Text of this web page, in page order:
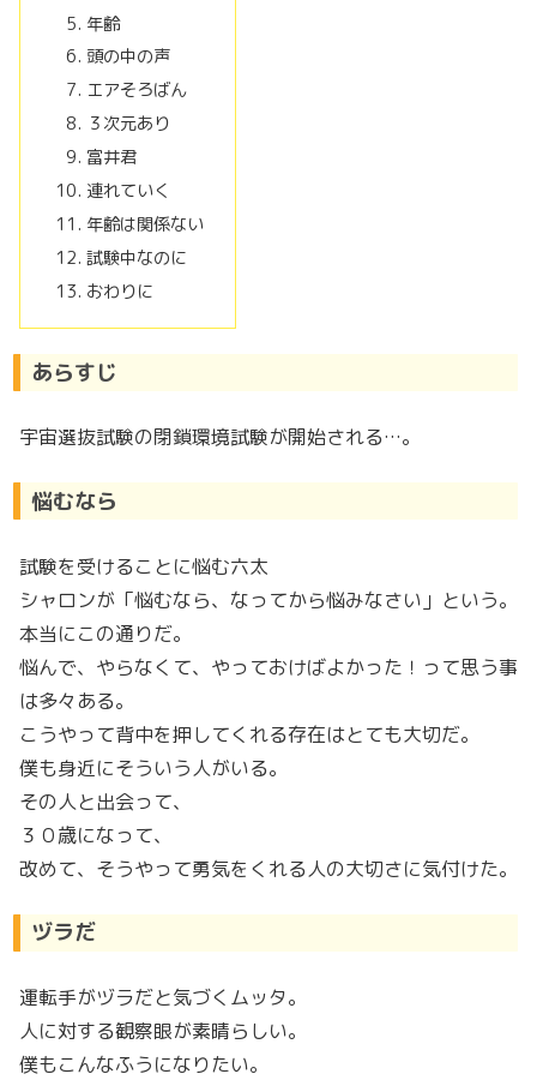
年齢
頭の中の声
エアそろばん
３次元あり
富井君
連れていく
年齢は関係ない
試験中なのに
おわりに
あらすじ
宇宙選抜試験の閉鎖環境試験が開始される…。
悩むなら
試験を受けることに悩む六太
シャロンが「悩むなら、なってから悩みなさい」という。
本当にこの通りだ。
悩んで、やらなくて、やっておけばよかった！って思う事
は多々ある。
こうやって背中を押してくれる存在はとても大切だ。
僕も身近にそういう人がいる。
その人と出会って、
３０歳になって、
改めて、そうやって勇気をくれる人の大切さに気付けた。
ヅラだ
運転手がヅラだと気づくムッタ。
人に対する観察眼が素晴らしい。
僕もこんなふうになりたい。